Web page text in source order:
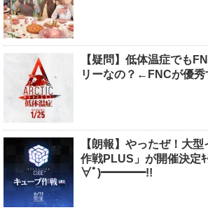
【疑問】低体温症でも
リーなの？←FNCが優秀
【朗報】やったぜ！大
作戦PLUS」が開催決
∀ﾟ)━━━━!!